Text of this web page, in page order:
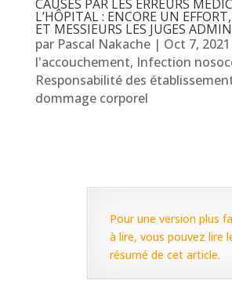
CAUSÉS PAR LES ERREURS
L’HÔPITAL : ENCORE UN
ET MESSIEURS LES JUGES
par Pascal Nakache| Oct 7, 2021
l'accouchement, Infection
Responsabilité des
dommage corporel
Pour une version plus
à lire, vous pouvez lire
résumé de cet article.